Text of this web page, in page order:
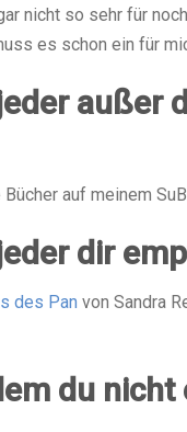
nicht so sehr für
es schon ein für
außer
auf meinem
dir
des Pan von Sandra
du